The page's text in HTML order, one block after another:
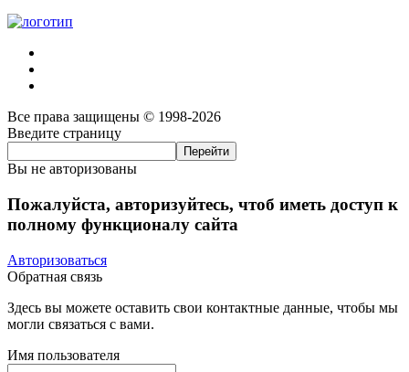
Все права защищены © 1998-2026
Введите страницу
Вы не авторизованы
Пожалуйста, авторизуйтесь, чтоб иметь доступ к
полному функционалу сайта
Авторизоваться
Обратная связь
Здесь вы можете оставить свои контактные данные, чтобы мы
могли связаться с вами.
Имя пользователя